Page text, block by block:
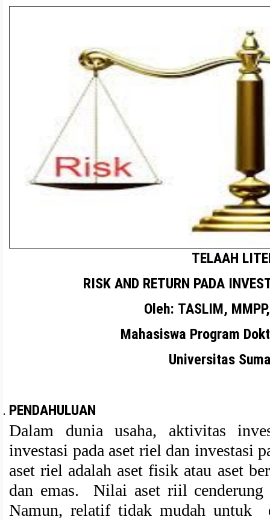
TELAAH
RISK AND RETURN PADA
Oleh: TASLIM,
Mahasiswa Program
Universitas
PENDAHULUAN
Dalam dunia usaha, aktivitas
investasi pada aset riel dan investasi
aset riel adalah aset fisik atau aset
dan emas. Nilai aset riil
Namun, relatif tidak mudah untuk